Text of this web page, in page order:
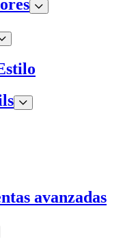
avanzadas